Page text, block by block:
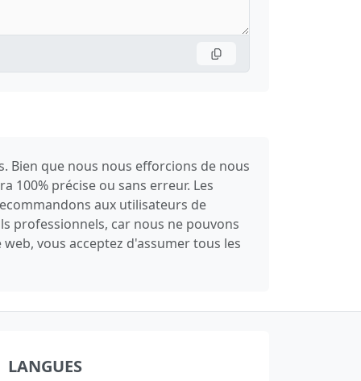
Bien que nous nous efforcions de nous
100% précise ou sans erreur. Les
aux utilisateurs de
professionnels, car nous ne pouvons
vous acceptez d'assumer tous les
LANGUES